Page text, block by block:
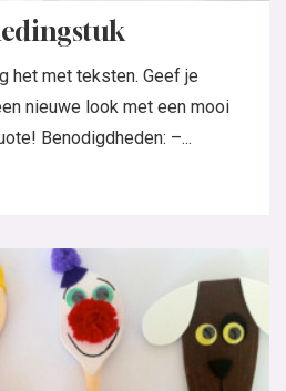
het met teksten. Geef je
nieuwe look met een mooi
Benodigdheden: –...